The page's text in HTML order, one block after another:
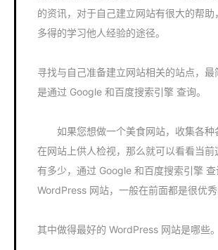
的资讯，对于自己建立网站有很大的帮助
多得的学习他人经验的途径。
寻找与自己准备建立网站相关的站点，最
是通过 Google 和百度搜索引擎 查询。
如果您想做一个美食网站，收集各种
在网站上供人检视，那么就可以看看当前
有多少，通过 Google 和百度搜索引擎 查
WordPress 网站，一般在前面都是很优秀
其中做得最好的 WordPress 网站是哪些。